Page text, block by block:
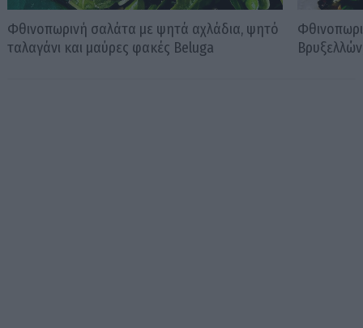
Φθινοπωρινή σαλάτα με ψητά αχλάδια, ψητό
ταλαγάνι και μαύρες φακές Beluga